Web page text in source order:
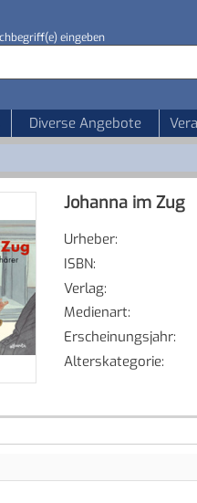
eingeben
Diverse Angebote
Johanna im Zug
Urheber:
ISBN:
Verlag:
Medienart:
Erscheinungsjahr:
Alterskategorie: